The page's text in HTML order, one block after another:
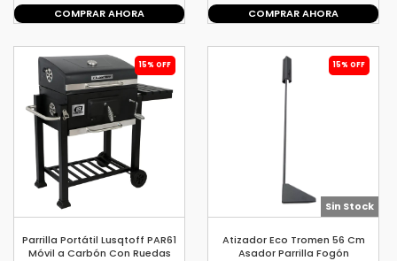
COMPRAR AHORA COMPRAR AHORA
15% OFF
Parrilla Portátil Lusqtoff PAR61
Móvil a Carbón Con Ruedas
15% OFF
Sin Stock
Atizador Eco Tromen 56 Cm
Asador Parrilla Fogón